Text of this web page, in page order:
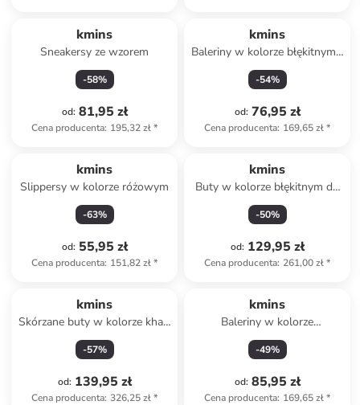
kmins
Sneakersy ze wzorem
-58%
od: 81,95 zł
Cena producenta: 195,32 zł*
kmins
Baleriny w kolorze błękitnym z
paskiem
-54%
od: 76,95 zł
Cena producenta: 169,65 zł*
kmins
Slippersy w kolorze różowym
-63%
od: 55,95 zł
Cena producenta: 151,82 zł*
kmins
Buty w kolorze błękitnym do
chodzenia na boso
-50%
od: 129,95 zł
Cena producenta: 261,00 zł*
kmins
Skórzane buty w kolorze khaki
do chodzenia na boso
-57%
od: 139,95 zł
Cena producenta: 326,25 zł*
kmins
Baleriny w kolorze
jasnoróżowym z paskiem
-49%
od: 85,95 zł
Cena producenta: 169,65 zł*